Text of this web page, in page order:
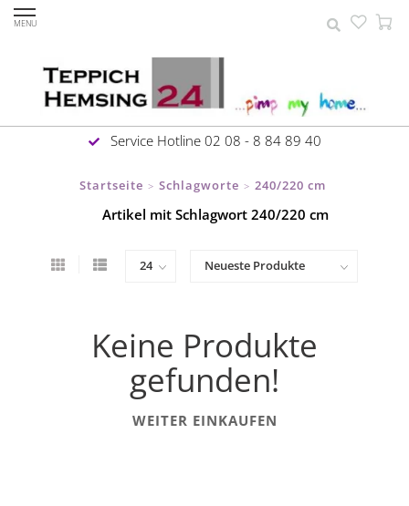
MENU
Service Hotline 02 08 - 8 84 89 40
Startseite > Schlagworte > 240/220 cm
Artikel mit Schlagwort 240/220 cm
Keine Produkte
gefunden!
WEITER EINKAUFEN